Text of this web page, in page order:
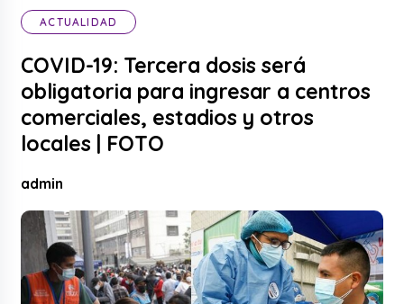
ACTUALIDAD
COVID-19: Tercera dosis será
obligatoria para ingresar a centros
comerciales, estadios y otros
locales | FOTO
admin